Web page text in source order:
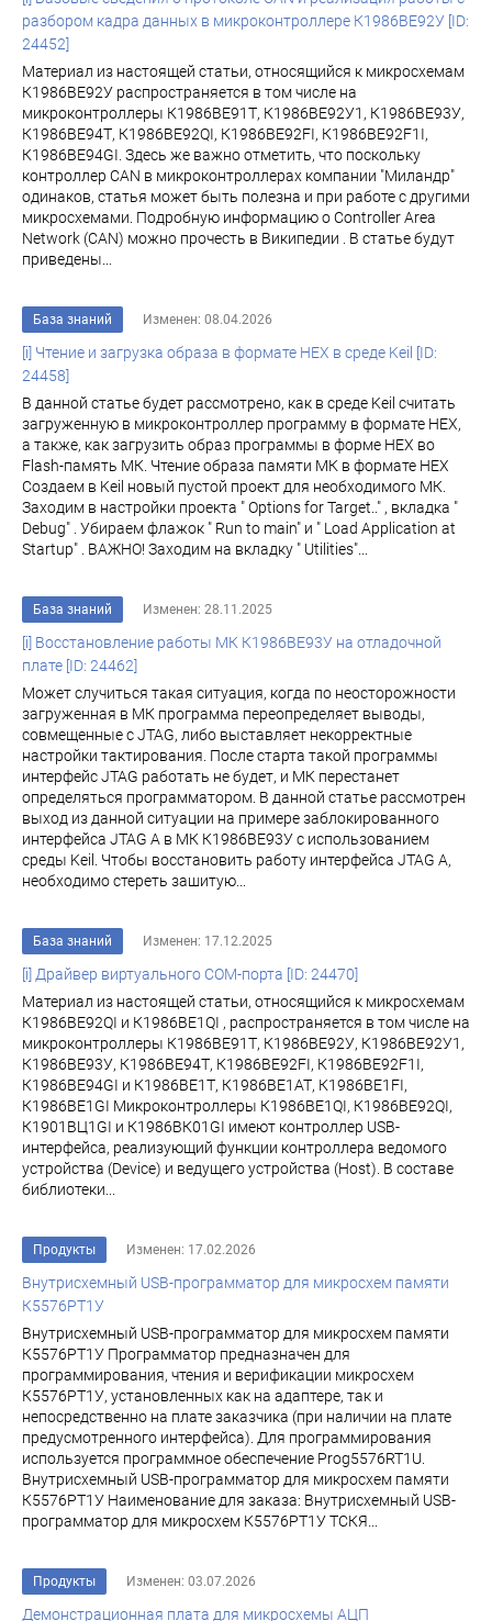
разбором кадра данных в микроконтроллере К1986BE92У [ID:
24452]
Материал из настоящей статьи, относящийся к микросхемам
К1986ВЕ92У распространяется в том числе на
микроконтроллеры К1986ВЕ91Т, К1986ВЕ92У1, К1986ВЕ93У,
К1986ВЕ94Т, К1986ВЕ92QI, К1986ВЕ92FI, К1986ВЕ92F1I,
К1986ВЕ94GI. Здесь же важно отметить, что поскольку
контроллер CAN в микроконтроллерах компании "Миландр"
одинаков, статья может быть полезна и при работе с другими
микросхемами. Подробную информацию о Controller Area
Network (CAN) можно прочесть в Википедии . В статье будут
приведены...
База знаний Изменен: 08.04.2026
[i] Чтение и загрузка образа в формате HEX в среде Keil [ID:
24458]
В данной статье будет рассмотрено, как в среде Keil считать
загруженную в микроконтроллер программу в формате HEX,
а также, как загрузить образ программы в форме HEX во
Flash-память МК. Чтение образа памяти МК в формате HEX
Создаем в Keil новый пустой проект для необходимого МК.
Заходим в настройки проекта " Options for Target.." , вкладка "
Debug" . Убираем флажок " Run to main" и " Load Application at
Startup" . ВАЖНО! Заходим на вкладку " Utilities"...
База знаний Изменен: 28.11.2025
[i] Восстановление работы МК К1986ВЕ93У на отладочной
плате [ID: 24462]
Может случиться такая ситуация, когда по неосторожности
загруженная в МК программа переопределяет выводы,
совмещенные с JTAG, либо выставляет некорректные
настройки тактирования. После старта такой программы
интерфейс JTAG работать не будет, и МК перестанет
определяться программатором. В данной статье рассмотрен
выход из данной ситуации на примере заблокированного
интерфейса JTAG A в МК К1986BE93У с использованием
среды Keil. Чтобы восстановить работу интерфейса JTAG A,
необходимо стереть зашитую...
База знаний Изменен: 17.12.2025
[i] Драйвер виртуального COM-порта [ID: 24470]
Материал из настоящей статьи, относящийся к микросхемам
К1986ВЕ92QI и К1986ВЕ1QI , распространяется в том числе на
микроконтроллеры К1986ВЕ91Т, К1986ВЕ92У, К1986ВЕ92У1,
К1986ВЕ93У, К1986ВЕ94Т, К1986ВЕ92FI, К1986ВЕ92F1I,
К1986ВЕ94GI и К1986ВЕ1Т, К1986ВЕ1АТ, К1986ВЕ1FI,
К1986ВЕ1GI Микроконтроллеры К1986ВЕ1QI, К1986ВЕ92QI,
К1901ВЦ1GI и К1986ВК01GI имеют контроллер USB-
интерфейса, реализующий функции контроллера ведомого
устройства (Device) и ведущего устройства (Host). В составе
библиотеки...
Продукты Изменен: 17.02.2026
Внутрисхемный USB-программатор для микросхем памяти
К5576РТ1У
Внутрисхемный USB-программатор для микросхем памяти
К5576РТ1У Программатор предназначен для
программирования, чтения и верификации микросхем
К5576РТ1У, установленных как на адаптере, так и
непосредственно на плате заказчика (при наличии на плате
предусмотренного интерфейса). Для программирования
используется программное обеспечение Prog5576RT1U.
Внутрисхемный USB-программатор для микросхем памяти
К5576РТ1У Наименование для заказа: Внутрисхемный USB-
программатор для микросхем К5576РТ1У ТСКЯ...
Продукты Изменен: 03.07.2026
Демонстрационная плата для микросхемы АЦП